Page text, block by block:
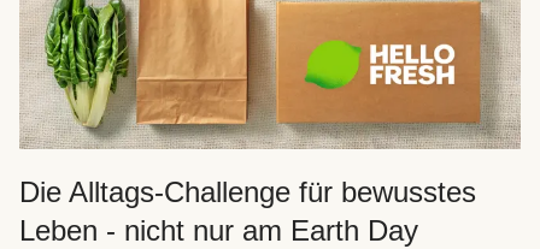
Die Alltags-Challenge für bewusstes
Leben - nicht nur am Earth Day